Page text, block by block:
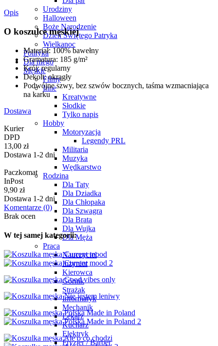
Urodziny
Halloween
Boże Narodzenie
Dzień Świętego Patryka
Wielkanoc
Polityka
Dla niego
Męskie
Filmy
Inne
Kreatywne
Słodkie
Tylko napis
Hobby
Motoryzacja
Legendy PRL
Militaria
Muzyka
Wędkarstwo
Rodzina
Dla Taty
Dla Dziadka
Dla Chłopaka
Dla Szwagra
Dla Brata
Dla Wujka
Dla Męża
Praca
Nauczyciel
Inżynier
Kierowca
Górnik
Strażak
Informatyk
Mechanik
Lekarz
Kucharz
Elektryk
Fryzjer / Barber
Opis
O koszulce męskiej
Materiał: 100% bawełny
Gramatura: 185 g/m²
Krój: regularny
Dekolt: okrągły
Podwójne szwy, bez szwów bocznych, taśma wzmacniająca
na karku
Dostawa
Kurier
DPD
13,00 zł
Dostawa 1-2 dni
Paczkomat
InPost
9,90 zł
Dostawa 1-2 dni
Komentarze (0)
Brak ocen
W tej samej kategorii: